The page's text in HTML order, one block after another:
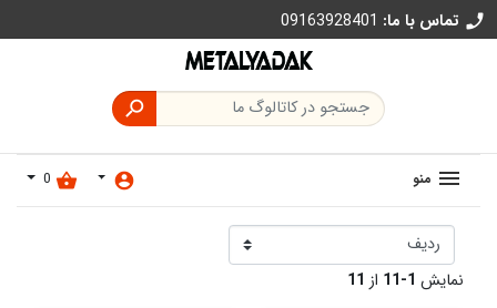
call تماس با ما: 09163928401

منو account_circle
shopping_basket
0
نمایش 1-11 از 11